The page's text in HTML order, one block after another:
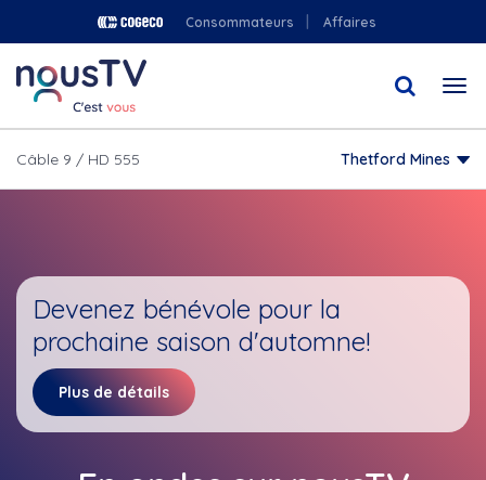
au
contenu
principal
Consommateurs Affaires
Câble 9 / HD 555 Thetford Mines
Devenez bénévole pour la
prochaine saison d'automne!
Plus de détails